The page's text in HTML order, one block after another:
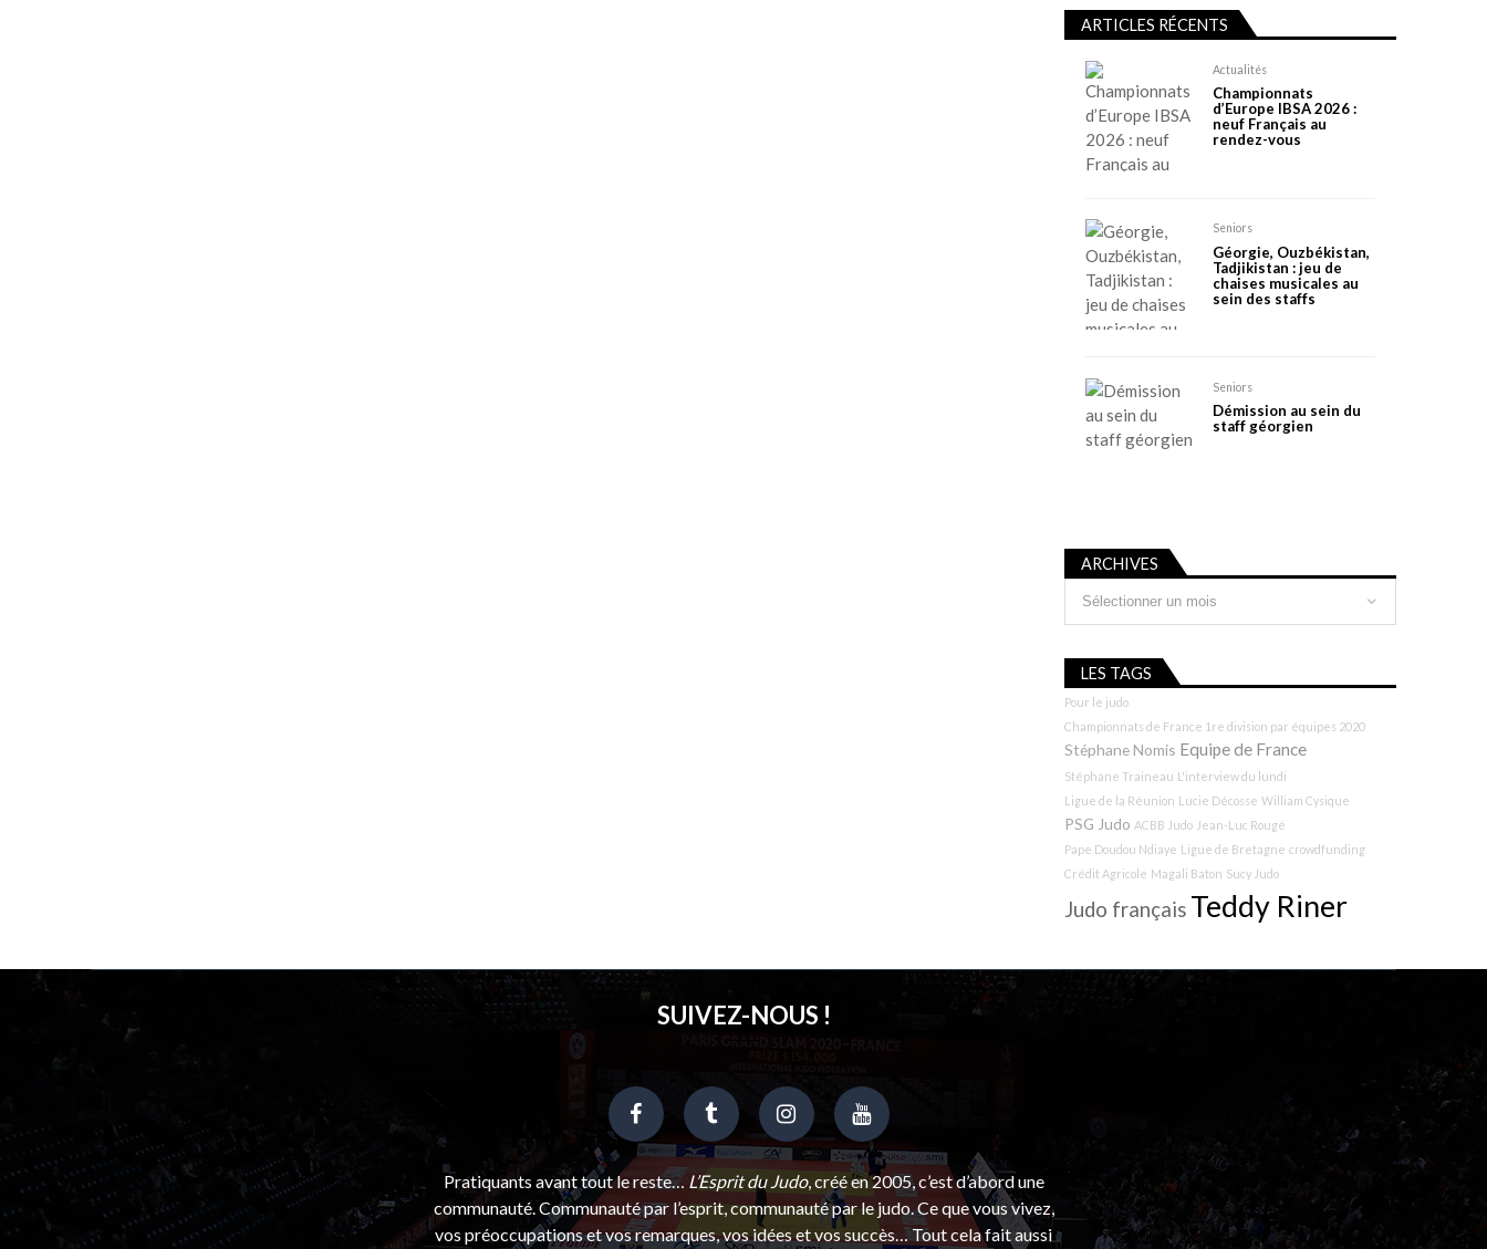
ARTICLES RÉCENTS
Actualités
Championnats
d’Europe IBSA 2026 :
neuf Français au
rendez-vous
Seniors
Géorgie, Ouzbékistan,
Tadjikistan : jeu de
chaises musicales au
sein des staffs
Seniors
Démission au sein du
staff géorgien
ARCHIVES
LES TAGS
Pour le judo
Championnats de France 1re division par équipes 2020
Stéphane Nomis Equipe de France
Stéphane Traineau L'interview du lundi
Ligue de la Réunion Lucie Décosse William Cysique
PSG Judo ACBB Judo Jean-Luc Rougé
Pape Doudou Ndiaye Ligue de Bretagne crowdfunding
Crédit Agricole Magali Baton Sucy Judo
Judo français Teddy Riner
SUIVEZ-NOUS !
Pratiquants avant tout le reste… L’Esprit du Judo, créé en 2005, c’est d’abord une
communauté. Communauté par l’esprit, communauté par le judo. Ce que vous vivez,
vos préoccupations et vos remarques, vos idées et vos succès… Tout cela fait aussi